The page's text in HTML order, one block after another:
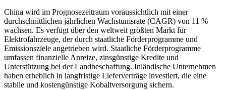
China wird im Prognosezeitraum voraussichtlich mit einer
durchschnittlichen jährlichen Wachstumsrate (CAGR) von 11 %
wachsen. Es verfügt über den weltweit größten Markt für
Elektrofahrzeuge, der durch staatliche Förderprogramme und
Emissionsziele angetrieben wird. Staatliche Förderprogramme
umfassen finanzielle Anreize, zinsgünstige Kredite und
Unterstützung bei der Landbeschaffung. Inländische Unternehmen
haben erheblich in langfristige Lieferverträge investiert, die eine
stabile und kostengünstige Kobaltversorgung sichern.